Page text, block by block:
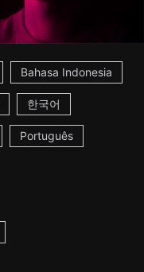
Bahasa Indonesia
한국어
Português